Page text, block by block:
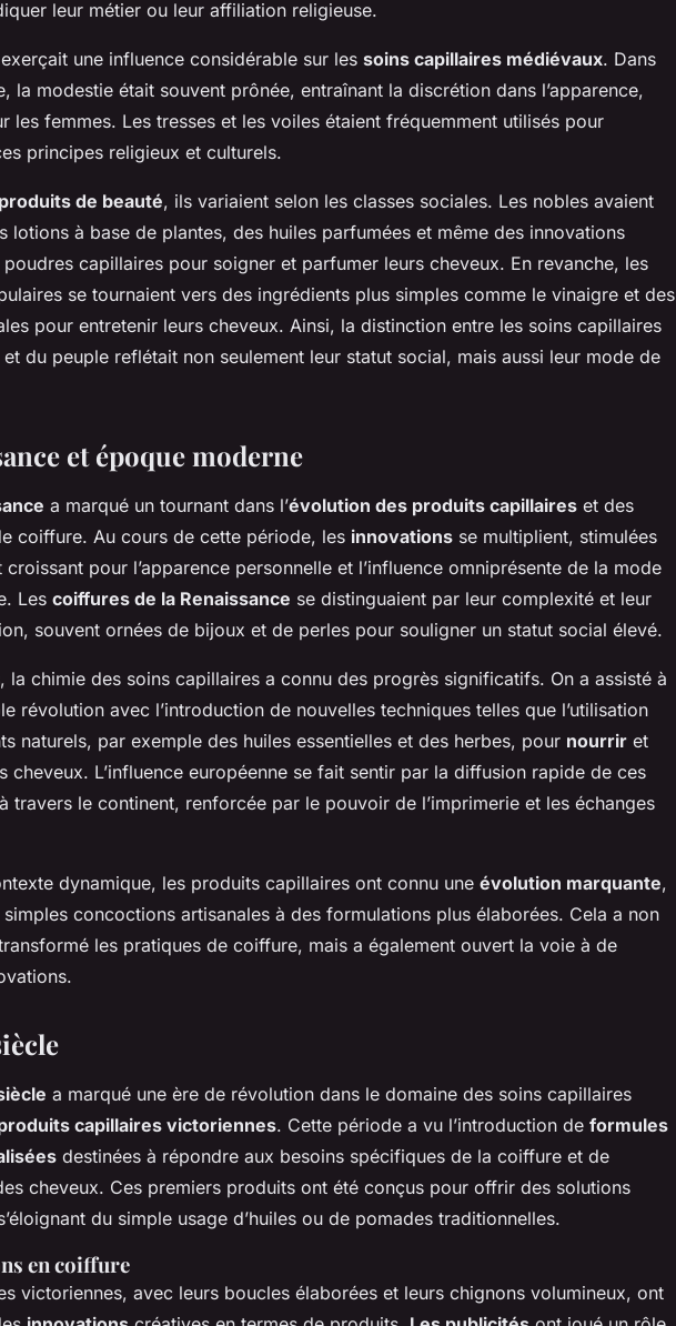
leur métier ou leur affiliation religieuse.
une influence considérable sur les soins capillaires médiévaux. Dans
la modestie était souvent prônée, entraînant la discrétion dans l’apparence,
les femmes. Les tresses et les voiles étaient fréquemment utilisés pour
principes religieux et culturels.
produits de beauté, ils variaient selon les classes sociales. Les nobles avaient
lotions à base de plantes, des huiles parfumées et même des innovations
capillaires pour soigner et parfumer leurs cheveux. En revanche, les
se tournaient vers des ingrédients plus simples comme le vinaigre et des
pour entretenir leurs cheveux. Ainsi, la distinction entre les soins capillaires
du peuple reflétait non seulement leur statut social, mais aussi leur mode de
et époque moderne
a marqué un tournant dans l’évolution des produits capillaires et des
coiffure. Au cours de cette période, les innovations se multiplient, stimulées
croissant pour l’apparence personnelle et l’influence omniprésente de la mode
Les coiffures de la Renaissance se distinguaient par leur complexité et leur
souvent ornées de bijoux et de perles pour souligner un statut social élevé.
la chimie des soins capillaires a connu des progrès significatifs. On a assisté à
révolution avec l’introduction de nouvelles techniques telles que l’utilisation
naturels, par exemple des huiles essentielles et des herbes, pour nourrir et
cheveux. L’influence européenne se fait sentir par la diffusion rapide de ces
travers le continent, renforcée par le pouvoir de l’imprimerie et les échanges
dynamique, les produits capillaires ont connu une évolution marquante,
simples concoctions artisanales à des formulations plus élaborées. Cela a non
les pratiques de coiffure, mais a également ouvert la voie à de
a marqué une ère de révolution dans le domaine des soins capillaires
capillaires victoriennes. Cette période a vu l’introduction de formules
destinées à répondre aux besoins spécifiques de la coiffure et de
cheveux. Ces premiers produits ont été conçus pour offrir des solutions
du simple usage d’huiles ou de pomades traditionnelles.
en coiffure
victoriennes, avec leurs boucles élaborées et leurs chignons volumineux, ont